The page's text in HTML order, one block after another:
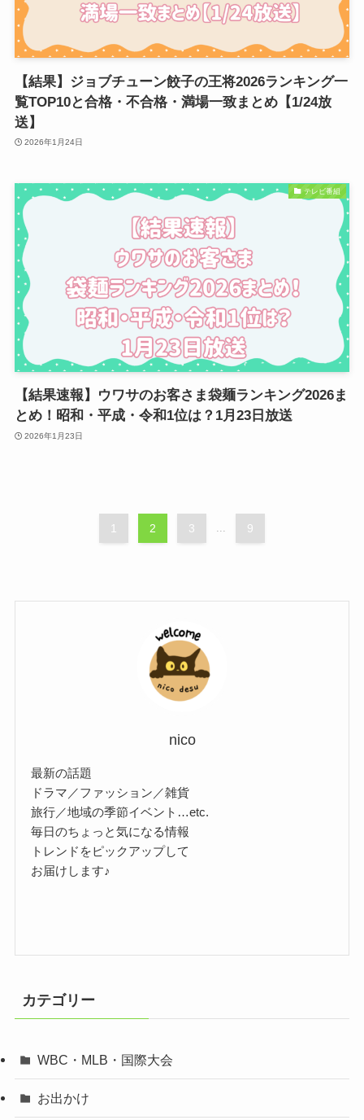
【結果】ジョブチューン餃子の王将2026ランキング一
覧TOP10と合格・不合格・満場一致まとめ【1/24放
送】
2026年1月24日
テレビ番組
【結果速報】ウワサのお客さま袋麺ランキング2026ま
とめ！昭和・平成・令和1位は？1月23日放送
2026年1月23日
1 2 3 ... 9
nico
最新の話題
ドラマ／ファッション／雑貨
旅行／地域の季節イベント…etc.
毎日のちょっと気になる情報
トレンドをピックアップして
お届けします♪
カテゴリー
WBC・MLB・国際大会
お出かけ